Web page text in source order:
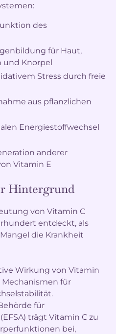
des
für Haut,
und Knorpel
Stress durch freie
aus pflanzlichen
Energiestoffwechsel
anderer
Vitamin E
Hintergrund
von Vitamin C
entdeckt, als
die Krankheit
Wirkung von Vitamin
Mechanismen für
für
trägt Vitamin C zu
bei,